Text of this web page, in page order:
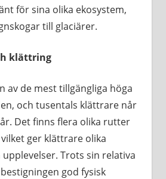
för sina olika ekosystem,
till glaciärer.
klättring
av de mest tillgängliga höga
och tusentals klättrare når
Det finns flera olika rutter
ger klättrare olika
Trots sin relativa
god fysisk